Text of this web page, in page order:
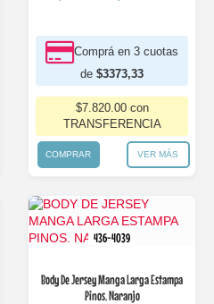
Comprá en 3 cuotas
de $3373,33
$7.820.00 con
TRANSFERENCIA
COMPRAR VER MÁS
436-4039
Body De Jersey Manga Larga Estampa
Pinos. Naranjo